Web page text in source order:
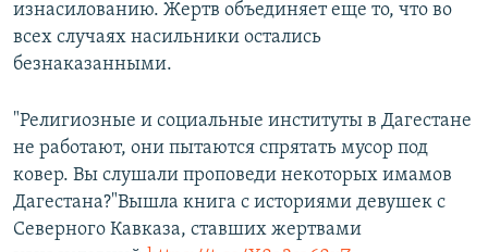
изнасилованию. Жертв объединяет еще то, что во
всех случаях насильники остались
безнаказанными.
"Религиозные и социальные институты в Дагестане
не работают, они пытаются спрятать мусор под
ковер. Вы слушали проповеди некоторых имамов
Дагестана?"Вышла книга с историями девушек с
Северного Кавказа, ставших жертвами